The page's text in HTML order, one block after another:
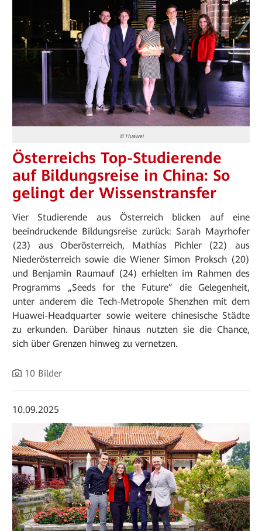
© Huawei
Österreichs Top-Studierende
auf Bildungsreise in China: So
gelingt der Wissenstransfer
Vier Studierende aus Österreich blicken auf eine
beeindruckende Bildungsreise zurück: Sarah Mayrhofer
(23) aus Oberösterreich, Mathias Pichler (22) aus
Niederösterreich sowie die Wiener Simon Proksch (20)
und Benjamin Raumauf (24) erhielten im Rahmen des
Programms „Seeds for the Future” die Gelegenheit,
unter anderem die Tech-Metropole Shenzhen mit dem
Huawei-Headquarter sowie weitere chinesische Städte
zu erkunden. Darüber hinaus nutzten sie die Chance,
sich über Grenzen hinweg zu vernetzen.
10 Bilder
10.09.2025